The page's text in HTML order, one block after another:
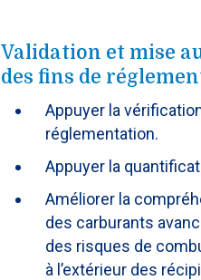
Validation et mise
des fins de
Appuyer la
réglementation.
Appuyer la
Améliorer la
des carburants
des risques de
à l’extérieur des